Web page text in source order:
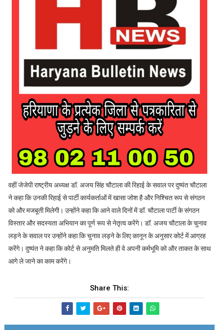
वहीं जेजेपी राष्ट्रीय अध्यक्ष डॉ. अजय सिंह चौटाला की रिहाई के सवाल पर दुष्यंत चौटाला
ने कहा कि उनकी रिहाई से पार्टी कार्यकर्ताओं में खासा जोश है और निश्चित रूप से संगठन
को और मजबूती मिलेगी। उन्होंने कहा कि आने वाले दिनों में डॉ. चौटाला पार्टी के संगठन
विस्तार और सदस्यता अभियान का पूर्ण रूप से नेतृत्व करेंगे। डॉ. अजय चौटाला के चुनाव
लड़ने के सवाल पर उन्होंने कहा कि चुनाव लड़ने के लिए कानून के अनुसार कोर्ट में आग्रह
करेंगे। दुष्यंत ने कहा कि कोर्ट से अनुमति मिलते ही वे अपनी कर्मभूमि को और ताकत के साथ
आगे ले जाने का काम करेंगे।
Share This: